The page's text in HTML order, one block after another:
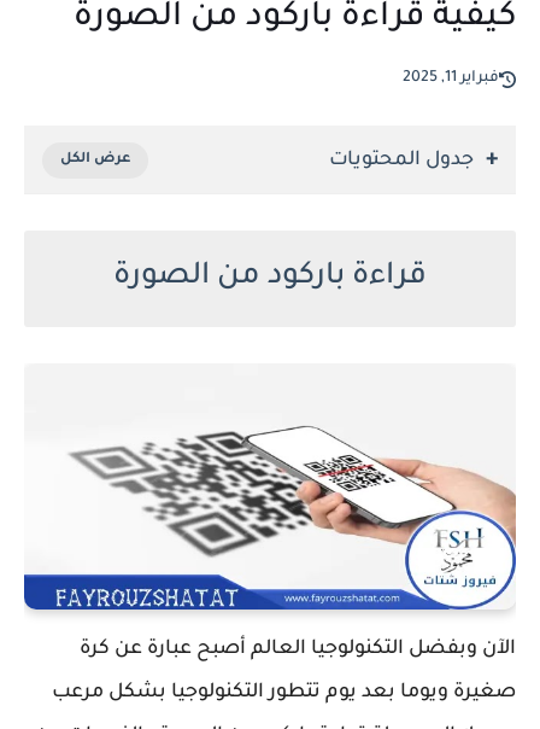
كيفية قراءة باركود من الصورة
فبراير 11, 2025
جدول المحتويات
قراءة باركود من الصورة
الآن وبفضل التكنولوجيا العالم أصبح عبارة عن كرة
صغيرة ويوما بعد يوم تتطور التكنولوجيا بشكل مرعب